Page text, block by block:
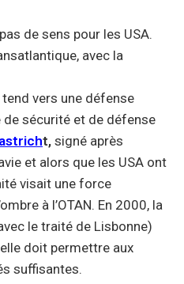
de sens pour les USA.
avec la
tend vers une défense
sécurité et de défense
t, signé après
et alors que les USA ont
visait une force
à l’OTAN. En 2000, la
le traité de Lisbonne)
doit permettre aux
suffisantes.